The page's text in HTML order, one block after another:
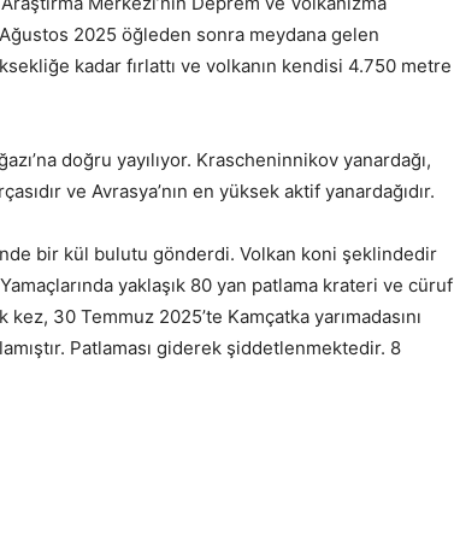
2025 öğleden sonra meydana gelen
kadar fırlattı ve volkanın kendisi 4.750 metre
doğru yayılıyor. Krascheninnikov yanardağı,
ve Avrasya’nın en yüksek aktif yanardağıdır.
bir kül bulutu gönderdi. Volkan koni şeklindedir
yaklaşık 80 yan patlama krateri ve cüruf
30 Temmuz 2025’te Kamçatka yarımadasını
Patlaması giderek şiddetlenmektedir. 8